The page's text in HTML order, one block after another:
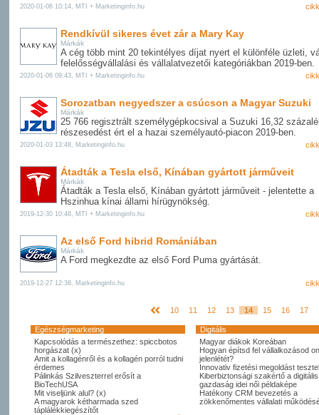
2020-01-06 10:14, MTI + Marketinginfo.hu
Rendkívül sikeres évet zár a Mary Kay
Márkák
A cég több mint 20 tekintélyes díjat nyert el különféle üzleti,
felelősségvállalási és vállalatvezetői kategóriákban 2019-ben.
2020-01-06 09:43, MTI + Marketinginfo.hu
Sorozatban negyedszer a csúcson a Magyar Suzuki
Márkák
25 766 regisztrált személygépkocsival a Suzuki 16,32
részesedést ért el a hazai személyautó-piacon 2019-ben.
2020-01-03 13:48, Marketinginfo.hu
Átadták a Tesla első, Kínában gyártott járműveit
Márkák
Átadták a Tesla első, Kínában gyártott járműveit - jelentette a
Hszinhua kínai állami hírügynökség.
2019-12-30 10:48, MTI + Marketinginfo.hu
Az első Ford hibrid Romániában
Márkák
A Ford megkezdte az első Ford Puma gyártását.
2019-12-27 12:36, Marketinginfo.hu
10 11 12 13 14 15 16 17
Egészségmarketing
Digitális
Kapcsolódás a természethez: spiccbotos
horgászat (x)
Amit a kollagénről és a kollagén porról tudni
érdemes
Pálinkás Szilveszterrel erősít a
BioTechUSA
Mit viseljünk alul? (x)
A magyarok kétharmada szed
táplálékkiegészítőt
Magyar diákok Koreában
Hogyan építsd fel vállalkozásod
jelenlétét?
Innovativ fizetési megoldást
Kiberbiztonsági szakértő a digitális
gazdaság idei női példaképe
Hatékony CRM bevezetés a
zökkenőmentes vállalati